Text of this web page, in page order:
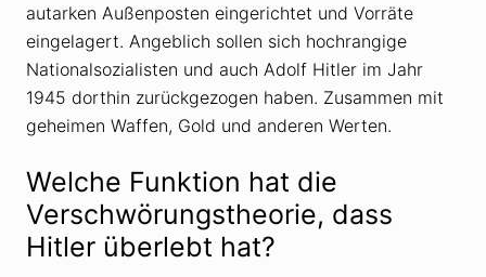
autarken Außenposten eingerichtet und Vorräte
eingelagert. Angeblich sollen sich hochrangige
Nationalsozialisten und auch Adolf Hitler im Jahr
1945 dorthin zurückgezogen haben. Zusammen mit
geheimen Waffen, Gold und anderen Werten.
Welche Funktion hat die
Verschwörungstheorie, dass
Hitler überlebt hat?